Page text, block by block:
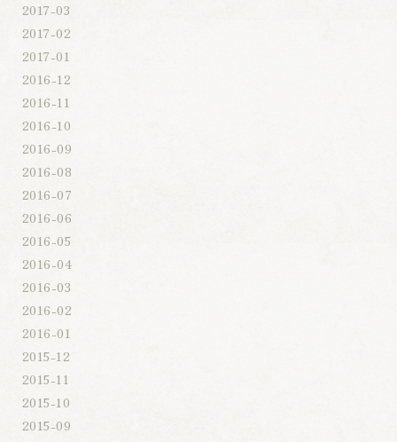
2017-03
2017-02
2017-01
2016-12
2016-11
2016-10
2016-09
2016-08
2016-07
2016-06
2016-05
2016-04
2016-03
2016-02
2016-01
2015-12
2015-11
2015-10
2015-09